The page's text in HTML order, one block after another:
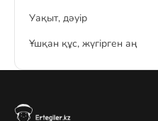
Уақыт, дәуір
Ұшқан құс, жүгірген аң